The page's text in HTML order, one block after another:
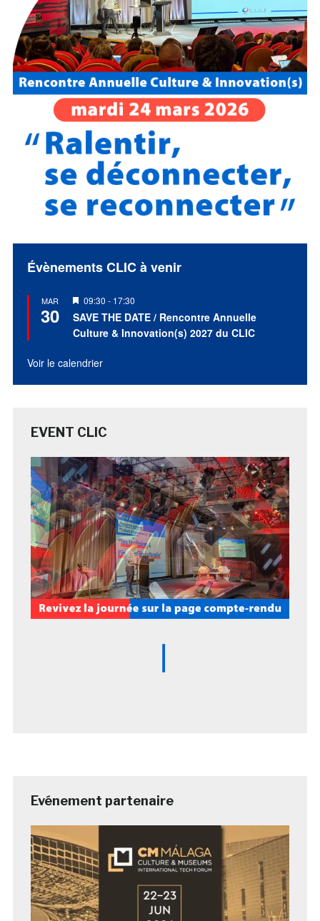
Évènements CLIC à venir
MAR
30
Mis
en
avant
09:30 - 17:30
SAVE THE DATE / Rencontre Annuelle
Culture & Innovation(s) 2027 du CLIC
Voir le calendrier
EVENT CLIC
Evénement partenaire